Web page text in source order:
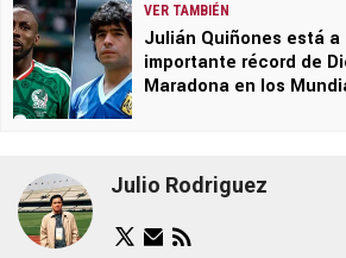
VER TAMBIÉN
Julián Quiñones está
importante récord de
Maradona en los
Julio Rodriguez